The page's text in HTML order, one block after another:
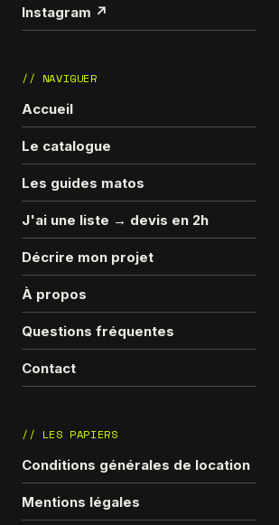
Instagram ↗
// NAVIGUER
Accueil
Le catalogue
Les guides matos
J'ai une liste → devis en 2h
Décrire mon projet
À propos
Questions fréquentes
Contact
// LES PAPIERS
Conditions générales de location
Mentions légales